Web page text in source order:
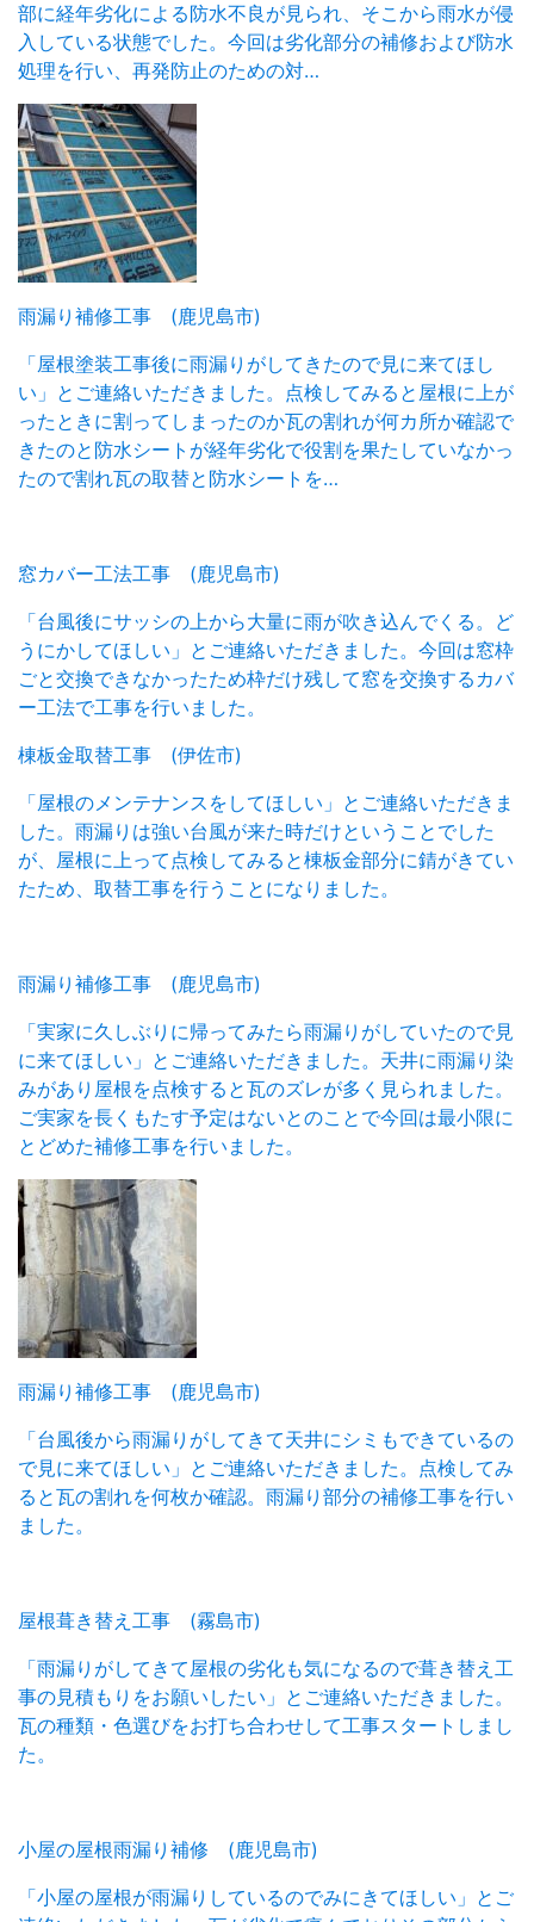
部に経年劣化による防水不良が見られ、そこから雨水が侵
入している状態でした。今回は劣化部分の補修および防水
処理を行い、再発防止のための対…
雨漏り補修工事 (鹿児島市)
「屋根塗装工事後に雨漏りがしてきたので見に来てほし
い」とご連絡いただきました。点検してみると屋根に上が
ったときに割ってしまったのか瓦の割れが何カ所か確認で
きたのと防水シートが経年劣化で役割を果たしていなかっ
たので割れ瓦の取替と防水シートを…
窓カバー工法工事 (鹿児島市)
「台風後にサッシの上から大量に雨が吹き込んでくる。ど
うにかしてほしい」とご連絡いただきました。今回は窓枠
ごと交換できなかったため枠だけ残して窓を交換するカバ
ー工法で工事を行いました。
棟板金取替工事 (伊佐市)
「屋根のメンテナンスをしてほしい」とご連絡いただきま
した。雨漏りは強い台風が来た時だけということでした
が、屋根に上って点検してみると棟板金部分に錆がきてい
たため、取替工事を行うことになりました。
雨漏り補修工事 (鹿児島市)
「実家に久しぶりに帰ってみたら雨漏りがしていたので見
に来てほしい」とご連絡いただきました。天井に雨漏り染
みがあり屋根を点検すると瓦のズレが多く見られました。
ご実家を長くもたす予定はないとのことで今回は最小限に
とどめた補修工事を行いました。
雨漏り補修工事 (鹿児島市)
「台風後から雨漏りがしてきて天井にシミもできているの
で見に来てほしい」とご連絡いただきました。点検してみ
ると瓦の割れを何枚か確認。雨漏り部分の補修工事を行い
ました。
屋根葺き替え工事 (霧島市)
「雨漏りがしてきて屋根の劣化も気になるので葺き替え工
事の見積もりをお願いしたい」とご連絡いただきました。
瓦の種類・色選びをお打ち合わせして工事スタートしまし
た。
小屋の屋根雨漏り補修 (鹿児島市)
「小屋の屋根が雨漏りしているのでみにきてほしい」とご